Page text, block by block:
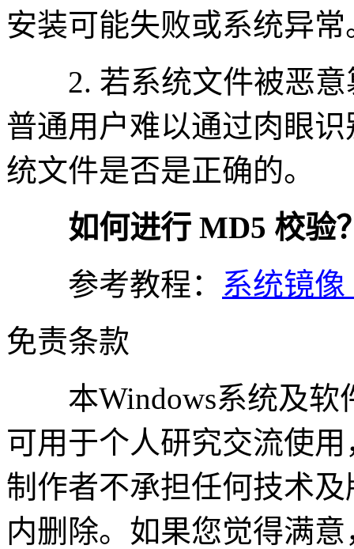
安装可能失败或系统异常
2. 若系统文件被恶意
普通用户难以通过肉眼
统文件是否是正确的。
如何进行 MD5 校验
参考教程： 系统镜
免责条款
本Windows系统及软
可用于个人研究交流使
制作者不承担任何技术
内删除。如果您觉得满